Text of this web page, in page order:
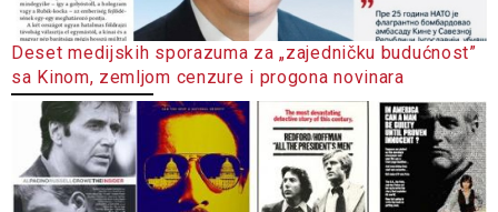
Deset medijskih sporazuma za „zajedničku budućnost”
sa Kinom, zemljom cenzure i progona novinara